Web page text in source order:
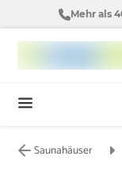
Mehr als
Saunahäuser